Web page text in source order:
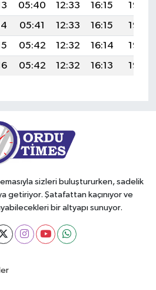
05:40 12:33 16:15
19:16
05:41 12:33 16:15
19:14
05:42 12:32 16:14
19:13
05:42 12:32 16:13 19:12
sizleri buluştururken, sadelik
getiriyor. Şatafattan kaçınıyor ve
bir altyapı sunuyor.